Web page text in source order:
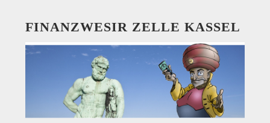
FINANZWESIR ZELLE KASSEL